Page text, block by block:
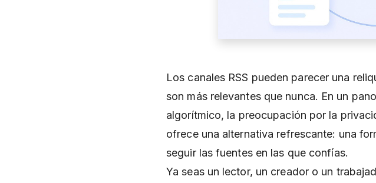
Los canales RSS pueden parecer una
son más relevantes que nunca. En un
algorítmico, la preocupación por la
ofrece una alternativa refrescante: una
seguir las fuentes en las que confías.
Ya seas un lector, un creador o un